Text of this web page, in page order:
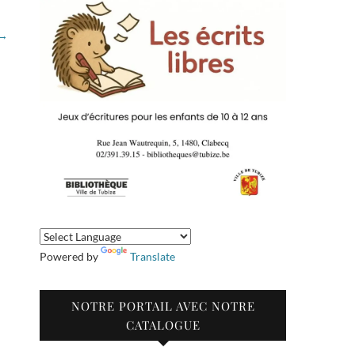
Powered by Translate
NOTRE PORTAIL AVEC NOTRE
CATALOGUE